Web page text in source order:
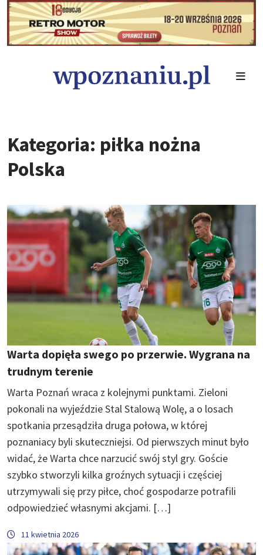
Kategoria: piłka nożna
Polska
Warta dopięła swego po przerwie. Wygrana na
trudnym terenie
Warta Poznań wraca z kolejnymi punktami. Zieloni
pokonali na wyjeździe Stal Stalową Wolę, a o losach
spotkania przesądziła druga połowa, w której
poznaniacy byli skuteczniejsi. Od pierwszych minut było
widać, że Warta chce narzucić swój styl gry. Goście
szybko stworzyli kilka groźnych sytuacji i częściej
utrzymywali się przy piłce, choć gospodarze potrafili
odpowiedzieć własnymi akcjami. […]
11 kwietnia 2026